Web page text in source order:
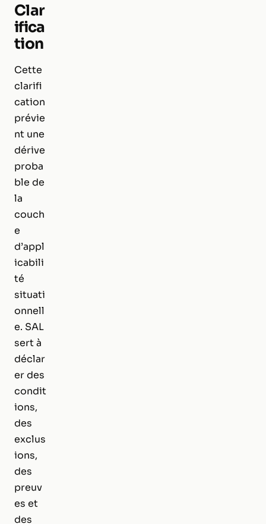
Clar
ifica
tion
Cette
clarifi
cation
prévie
nt une
dérive
proba
ble de
la
couch
e
d’appl
icabili
té
situati
onnell
e. SAL
sert à
déclar
er des
condit
ions,
des
exclus
ions,
des
preuv
es et
des